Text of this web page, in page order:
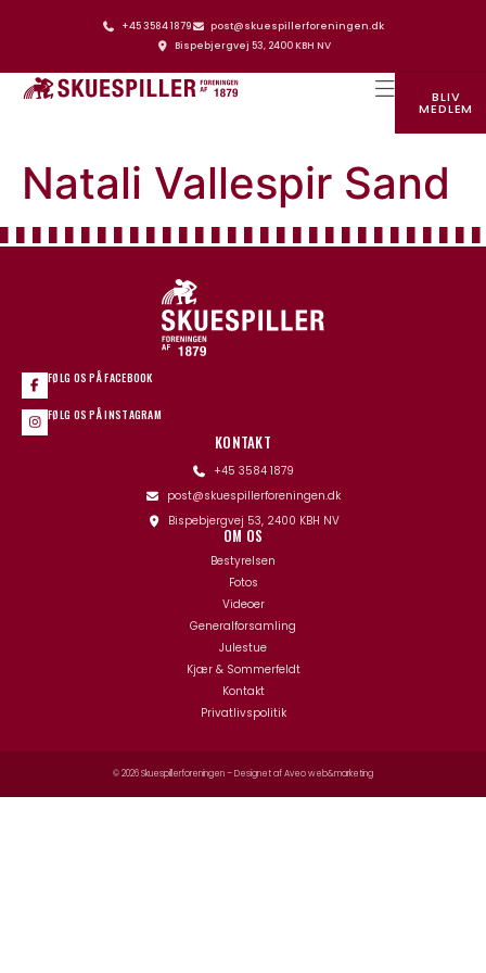
+45 3584 1879
post@skuespillerforeningen.dk
Bispebjergvej 53, 2400 KBH NV
BLIV
MEDLEM
Natali Vallespir Sand
FØLG OS PÅ FACEBOOK
FØLG OS PÅ INSTAGRAM
KONTAKT
+45 3584 1879
post@skuespillerforeningen.dk
Bispebjergvej 53, 2400 KBH NV
OM OS
Bestyrelsen
Fotos
Videoer
Generalforsamling
Julestue
Kjær & Sommerfeldt
Kontakt
Privatlivspolitik
© 2026 Skuespillerforeningen – Designet afAveo web&marketing